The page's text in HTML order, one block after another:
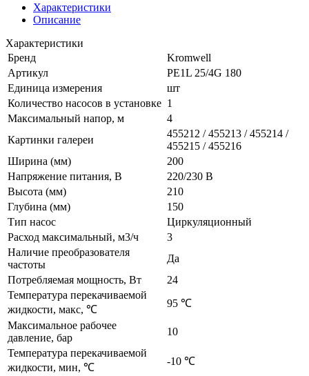
Характеристики
Описание
Характеристики
Бренд
Kromwell
Артикул
PE1L 25/4G 180
Единица измерения
шт
Количество насосов в установке 1
Максимальный напор, м
4
Картинки галереи
455212 / 455213 / 455214 /
455215 / 455216
Ширина (мм)
200
Напряжение питания, В
220/230 В
Высота (мм)
210
Глубина (мм)
150
Тип насос
Циркуляционный
Расход максимальный, м3/ч
3
Наличие преобразователя
частоты
Да
Потребляемая мощность, Вт
24
Температура перекачиваемой
жидкости, макс, ℃
95 ℃
Максимальное рабочее
давление, бар
10
Температура перекачиваемой
жидкости, мин, ℃
-10 ℃